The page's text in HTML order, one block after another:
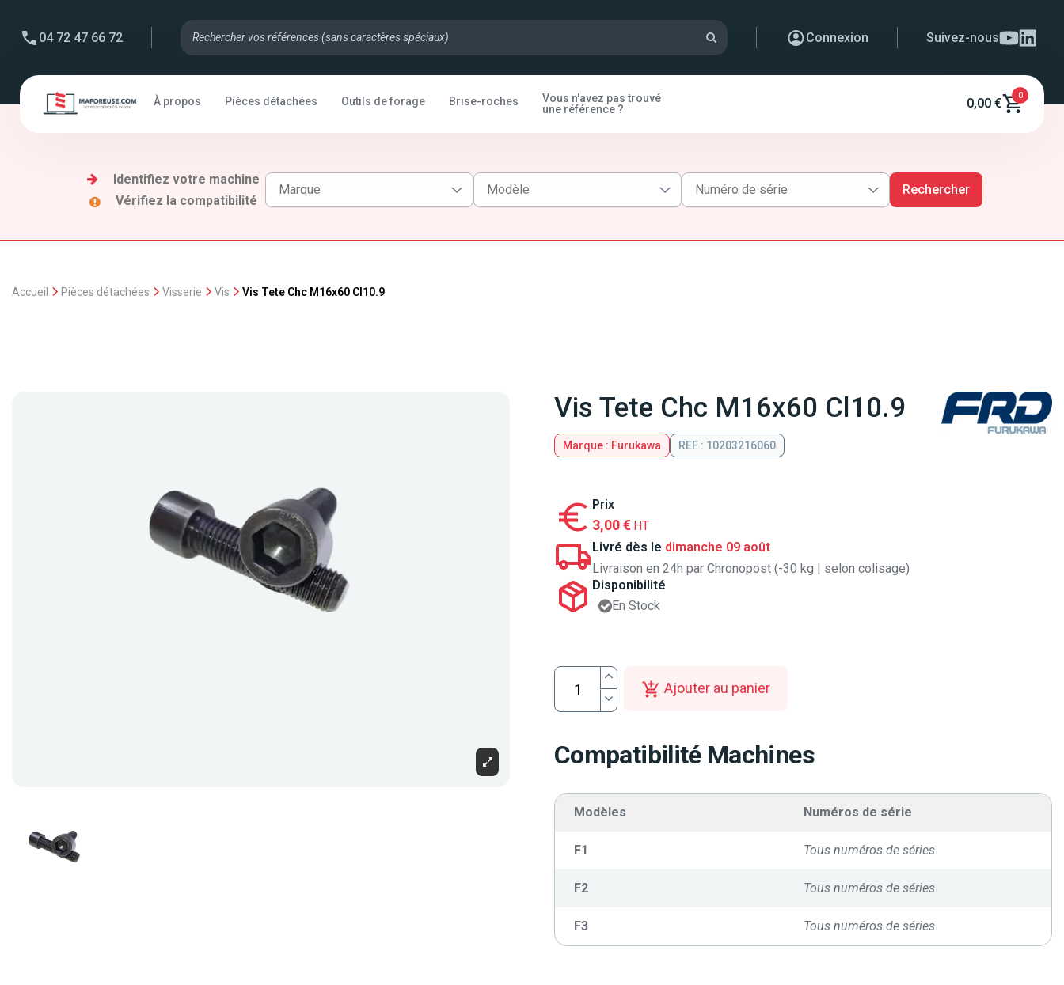
04 72 47 66 72 Connexion Suivez-nous
À propos Pièces détachées Outils de forage Brise-roches
Vous n'avez pas trouvé
une référence ?
0,00 €
0
Identifiez votre machine
Vérifiez la compatibilité
Rechercher
Accueil Pièces détachées Visserie Vis Vis Tete Chc M16x60 Cl10.9
Vis Tete Chc M16x60 Cl10.9
Marque : Furukawa REF : 10203216060
Prix
3,00 € HT
Livré dès le dimanche 09 août
Livraison en 24h par Chronopost (-30 kg | selon colisage)
Disponibilité
En Stock
Ajouter au panier
Compatibilité Machines
Modèles Numéros de série
F1 Tous numéros de séries
F2 Tous numéros de séries
F3 Tous numéros de séries